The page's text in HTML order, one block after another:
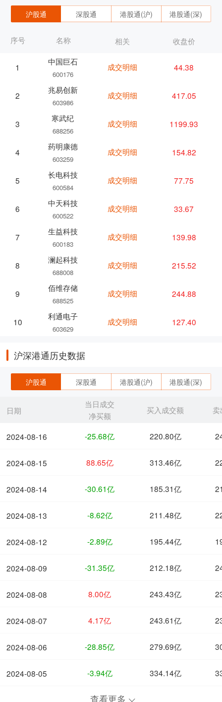
沪股通 深股通 港股通(沪) 港股通(深)
序号 名称
1
中国巨石
600176
2
兆易创新
603986
3
寒武纪
688256
4
药明康德
603259
5
长电科技
600584
6
中天科技
600522
7
生益科技
600183
8
澜起科技
688008
9
佰维存储
688525
10
利通电子
603629
相关 收盘价
成交明细 44.38
成交明细 417.05
成交明细 1199.93
成交明细 154.82
成交明细 77.75
成交明细 33.67
成交明细 139.98
成交明细 215.52
成交明细 244.88
成交明细 127.40
沪深港通历史数据
沪股通 深股通 港股通(沪) 港股通(深)
日期
2024-08-16
2024-08-15
2024-08-14
2024-08-13
2024-08-12
2024-08-09
2024-08-08
2024-08-07
2024-08-06
2024-08-05
当日成交
净买额
买入成交额 卖
-25.68亿 220.80亿
88.65亿 313.46亿
-30.61亿 185.31亿
-8.62亿 211.48亿
-2.89亿 195.44亿
-31.35亿 212.18亿
8.00亿 243.43亿
4.17亿 243.61亿
-28.85亿 279.69亿
-3.94亿 334.14亿
查看更多